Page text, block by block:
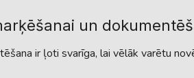
un
ir ļoti svarīga, lai vēlāk varētu